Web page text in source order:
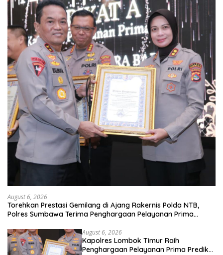
August 6, 2026
Torehkan Prestasi Gemilang di Ajang Rakernis Polda NTB,
Polres Sumbawa Terima Penghargaan Pelayanan Prima
August 6, 2026
Kapolres Lombok Timur Raih
Penghargaan Pelayanan Prima Predikat